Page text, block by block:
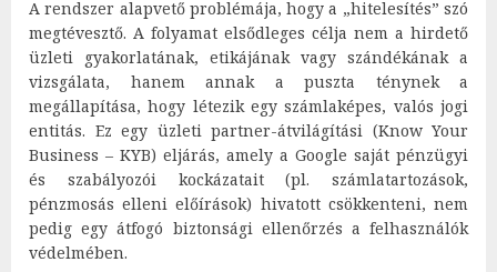
A rendszer alapvető problémája, hogy a „hitelesítés” szó
megtévesztő. A folyamat elsődleges célja nem a hirdető
üzleti gyakorlatának, etikájának vagy szándékának a
vizsgálata, hanem annak a puszta ténynek a
megállapítása, hogy létezik egy számlaképes, valós jogi
entitás. Ez egy üzleti partner-átvilágítási (Know Your
Business – KYB) eljárás, amely a Google saját pénzügyi
és szabályozói kockázatait (pl. számlatartozások,
pénzmosás elleni előírások) hivatott csökkenteni, nem
pedig egy átfogó biztonsági ellenőrzés a felhasználók
védelmében.